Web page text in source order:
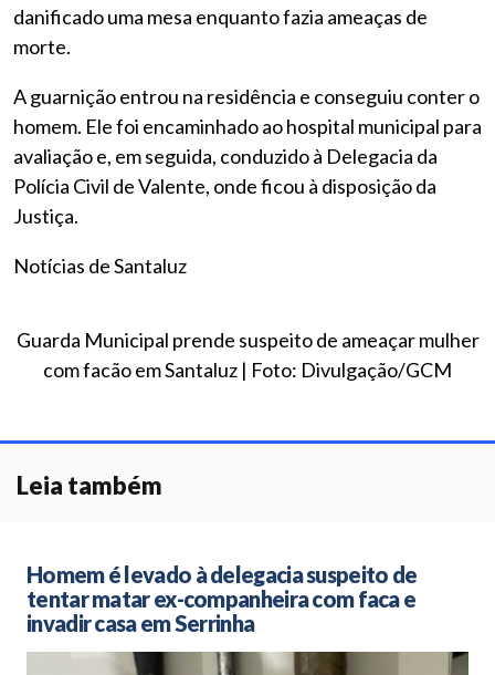
danificado uma mesa enquanto fazia ameaças de
morte.
A guarnição entrou na residência e conseguiu conter o
homem. Ele foi encaminhado ao hospital municipal para
avaliação e, em seguida, conduzido à Delegacia da
Polícia Civil de Valente, onde ficou à disposição da
Justiça.
Notícias de Santaluz
Guarda Municipal prende suspeito de ameaçar mulher
com facão em Santaluz | Foto: Divulgação/GCM
Leia também
Homem é levado à delegacia suspeito de
tentar matar ex-companheira com faca e
invadir casa em Serrinha